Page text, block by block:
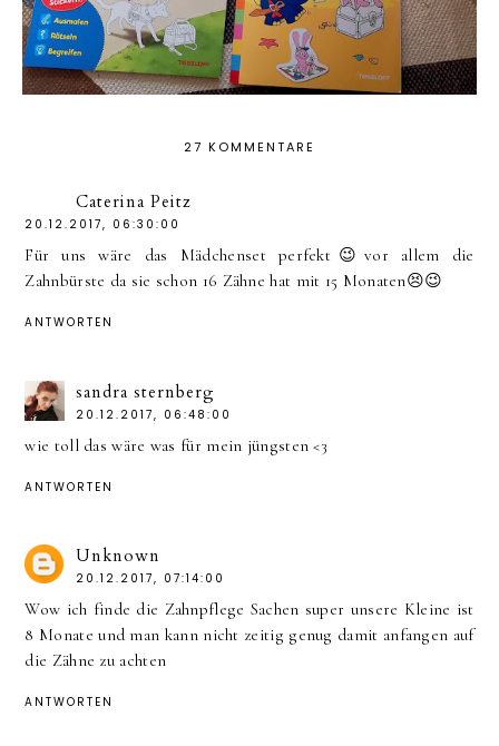
27 KOMMENTARE
Caterina Peitz
20.12.2017, 06:30:00
Für uns wäre das Mädchenset perfekt😉vor allem die
Zahnbürste da sie schon 16 Zähne hat mit 15 Monaten😣😉
ANTWORTEN
sandra sternberg
20.12.2017, 06:48:00
wie toll das wäre was für mein jüngsten <3
ANTWORTEN
Unknown
20.12.2017, 07:14:00
Wow ich finde die Zahnpflege Sachen super unsere Kleine ist
8 Monate und man kann nicht zeitig genug damit anfangen auf
die Zähne zu achten
ANTWORTEN